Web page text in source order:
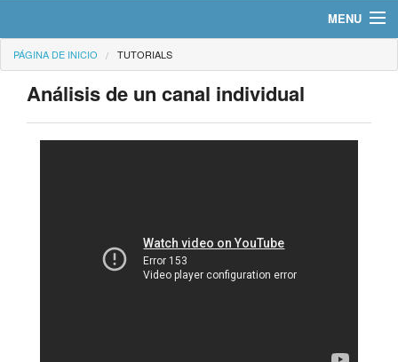
MENU
Página de Inicio
Noticias
Productos
PÁGINA DE INICIO TUTORIALS
Análisis de un canal individual